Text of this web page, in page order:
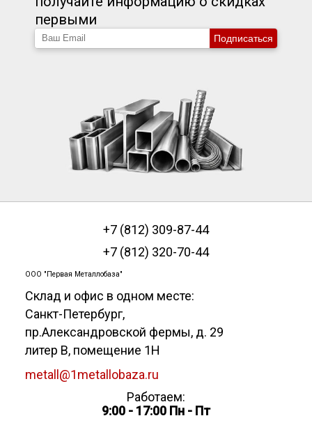
первыми
Подписаться
+7 (812) 309-87-44
+7 (812) 320-70-44
ООО "Первая Металлобаза"
Склад и офис в одном месте:
Санкт-Петербург,
пр.Александровской фермы, д. 29
литер В, помещение 1Н
metall@1metallobaza.ru
Работаем:
9:00 - 17:00 Пн - Пт